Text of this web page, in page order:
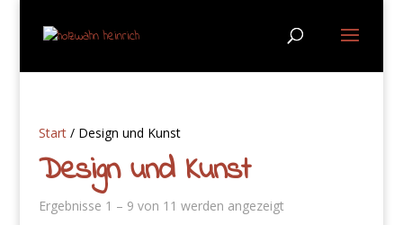
Start/ Design und Kunst
Design und Kunst
Ergebnisse 1 – 9 von 11 werden angezeigtNach